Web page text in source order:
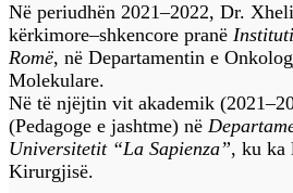
Në periudhën 2021–2022, Dr.
kërkimore–shkencore pranë
Romë, në Departamentin e
Molekulare.
Në të njëjtin vit akademik
(Pedagoge e jashtme) në
Universitetit “La Sapienza”, ku ka
Kirurgjisë.